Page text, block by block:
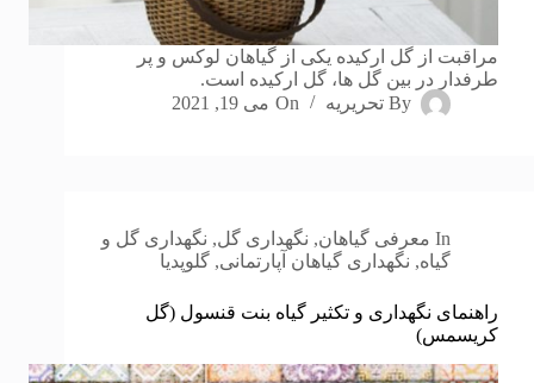
مراقبت از گل ارکیده یکی از گیاهان لوکس و پر
طرفدار در بین گل ها، گل ارکیده است.
By تحریریه On می 19, 2021
In معرفی گیاهان, نگهداری گل, نگهداری گل و
گیاه, نگهداری گیاهان آپارتمانی, گلوپدیا
راهنمای نگهداری و تکثیر گیاه بنت قنسول (گل
کریسمس)